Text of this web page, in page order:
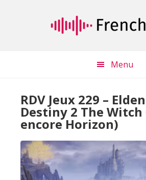
Menu
RDV Jeux 229 –
Destiny 2 The
encore Horizon)